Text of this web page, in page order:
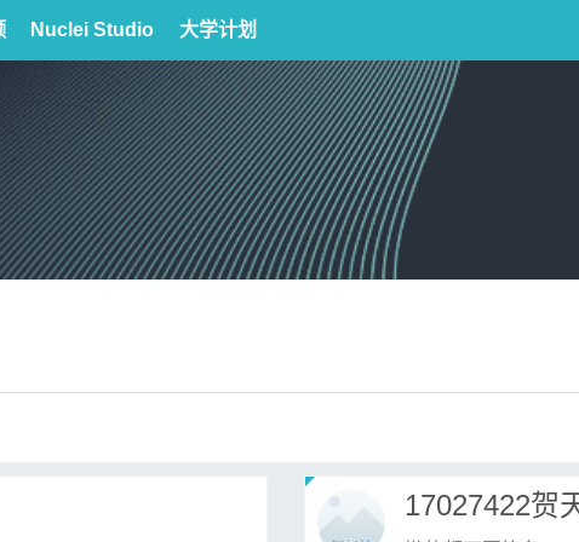
Nuclei Studio 大学计划
17027422贺